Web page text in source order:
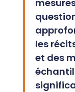
les
et des